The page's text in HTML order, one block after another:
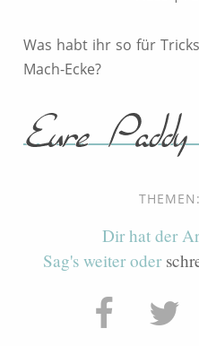
Was habt ihr so für
Mach-Ecke?
THEMEN:
Dir hat der
Sag's weiter oder